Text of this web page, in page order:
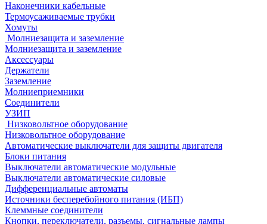
Наконечники кабельные
Термоусаживаемые трубки
Хомуты
Молниезащита и заземление
Молниезащита и заземление
Аксессуары
Держатели
Заземление
Молниеприемники
Соединители
УЗИП
Низковольтное оборудование
Низковольтное оборудование
Автоматические выключатели для защиты двигателя
Блоки питания
Выключатели автоматические модульные
Выключатели автоматические силовые
Дифференциальные автоматы
Источники бесперебойного питания (ИБП)
Клеммные соединители
Кнопки, переключатели, разъемы, сигнальные лампы